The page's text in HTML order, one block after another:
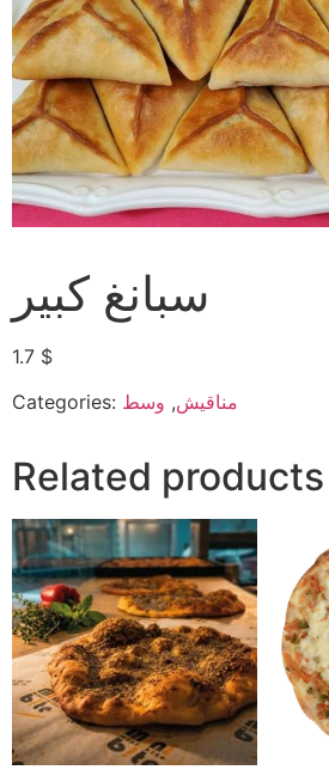
سبانغ كبير
1.7 $
Categories:
مناقيش, وسط
Related products